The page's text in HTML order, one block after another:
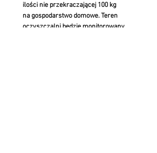
ilości nie przekraczającej 100 kg
na gospodarstwo domowe. Teren
oczyszczalni będzie monitorowany,